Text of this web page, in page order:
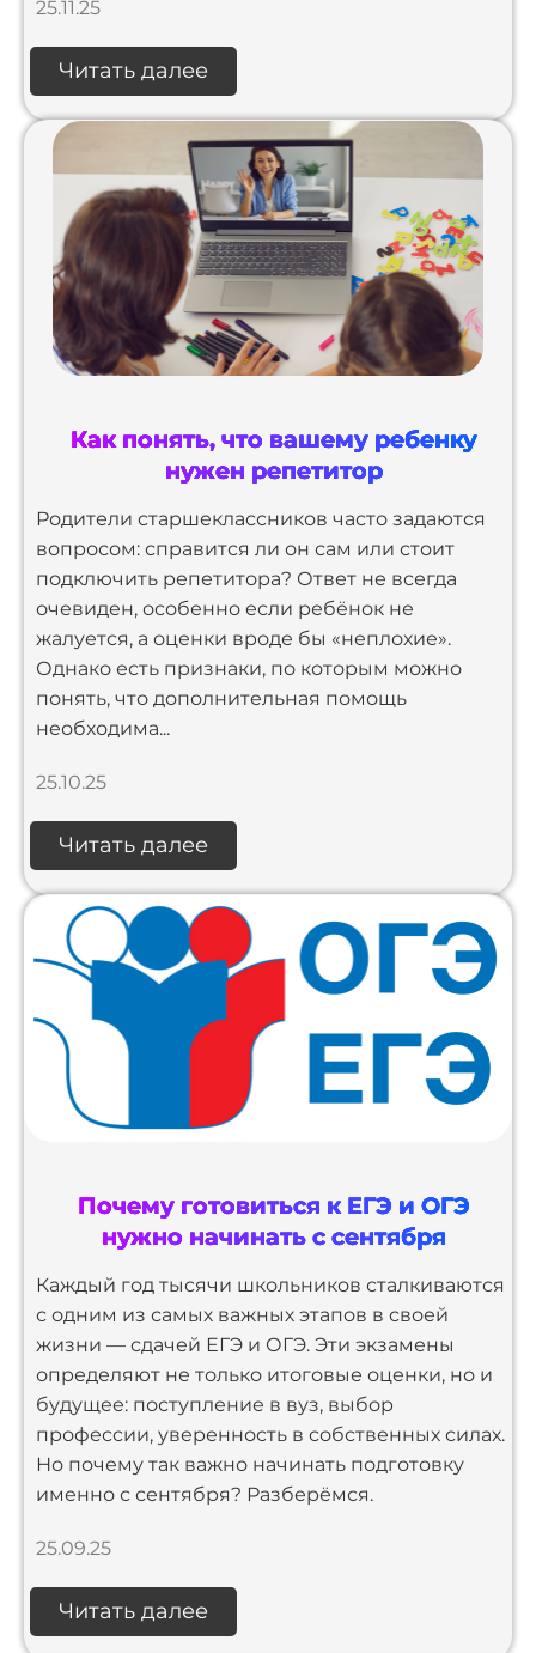
25.11.25
Читать далее
Как понять, что вашему ребенку
нужен репетитор
Родители старшеклассников часто задаются
вопросом: справится ли он сам или стоит
подключить репетитора? Ответ не всегда
очевиден, особенно если ребёнок не
жалуется, а оценки вроде бы «неплохие».
Однако есть признаки, по которым можно
понять, что дополнительная помощь
необходима...
25.10.25
Читать далее
Почему готовиться к ЕГЭ и ОГЭ
нужно начинать с сентября
Каждый год тысячи школьников сталкиваются
с одним из самых важных этапов в своей
жизни — сдачей ЕГЭ и ОГЭ. Эти экзамены
определяют не только итоговые оценки, но и
будущее: поступление в вуз, выбор
профессии, уверенность в собственных силах.
Но почему так важно начинать подготовку
именно с сентября? Разберёмся.
25.09.25
Читать далее